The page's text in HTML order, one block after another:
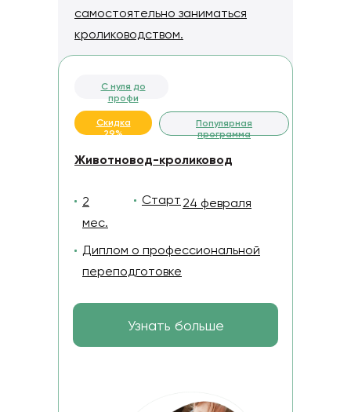
Животновод-кроликовод
С нуля до
профи
Узнать больше
Популярная
программа
Скидка
29%
Диплом о профессиональной
переподготовке
самостоятельно заниматься
кролиководством.
2
мес.
24 февраля
Старт